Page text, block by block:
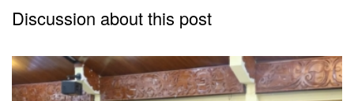
Discussion about this post